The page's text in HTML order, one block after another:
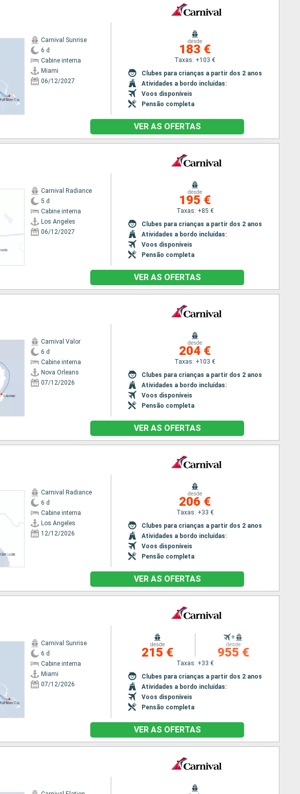
Carnival Sunrise
6 d
Cabine interna
Miami
06/12/2027
desde
183 €
Taxas: +103 €
Clubes para crianças a partir dos 2 anos
Atividades a bordo incluídas:
Voos disponíveis
Pensão completa
VER AS OFERTAS
Carnival Radiance
5 d
Cabine interna
Los Angeles
06/12/2027
desde
195 €
Taxas: +85 €
Clubes para crianças a partir dos 2 anos
Atividades a bordo incluídas:
Voos disponíveis
Pensão completa
VER AS OFERTAS
Carnival Valor
6 d
Cabine interna
Nova Orleans
07/12/2026
desde
204 €
Taxas: +103 €
Clubes para crianças a partir dos 2 anos
Atividades a bordo incluídas:
Voos disponíveis
Pensão completa
VER AS OFERTAS
Carnival Radiance
6 d
Cabine interna
Los Angeles
12/12/2026
desde
206 €
Taxas: +33 €
Clubes para crianças a partir dos 2 anos
Atividades a bordo incluídas:
Voos disponíveis
Pensão completa
VER AS OFERTAS
Carnival Sunrise
6 d
Cabine interna
Miami
07/12/2026
desde
215 €
+
desde
955 €
Taxas: +33 €
Clubes para crianças a partir dos 2 anos
Atividades a bordo incluídas:
Voos disponíveis
Pensão completa
VER AS OFERTAS